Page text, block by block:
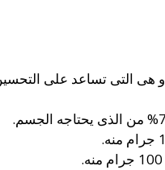
و هى التى تساعد على